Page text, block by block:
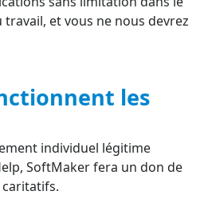
et vous ne nous devrez
les
individuel légitime
SoftMaker fera un don de